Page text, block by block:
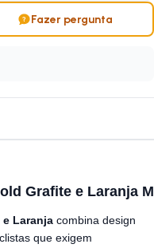
Fazer pergunta
Grafite e Laranja M
Laranja combina design
que exigem